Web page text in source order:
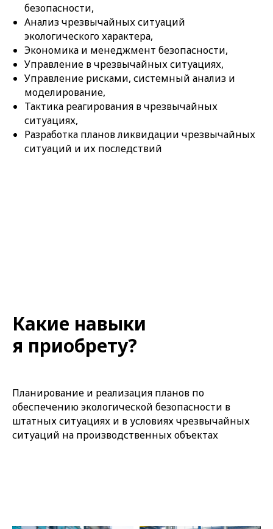
безопасности,
Анализ чрезвычайных ситуаций
экологического характера,
Экономика и менеджмент безопасности,
Управление в чрезвычайных ситуациях,
Управление рисками, системный анализ и
моделирование,
Тактика реагирования в чрезвычайных
ситуациях,
Разработка планов ликвидации чрезвычайных
ситуаций и их последствий
Какие навыки
я приобрету?
Планирование и реализация планов по
обеспечению экологической безопасности в
штатных ситуациях и в условиях чрезвычайных
ситуаций на производственных объектах